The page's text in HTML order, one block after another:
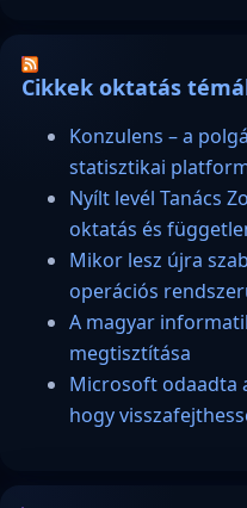
Cikkek oktatás
Konzulens – a
statisztikai
Nyílt levél Tanács
oktatás és
Mikor lesz újra
operációs
A magyar
megtisztítása
Microsoft odaadta
hogy